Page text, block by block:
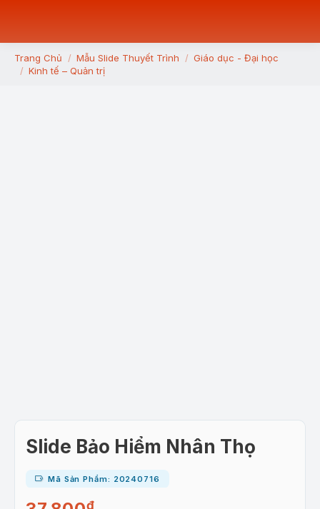
You are here:
Trang Chủ Mẫu Slide Thuyết Trình
Giáo dục - Đại học
Kinh tế – Quản trị
Slide Bảo Hiểm Nhân Thọ
Mã Sản Phẩm: 20240716
₫